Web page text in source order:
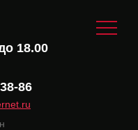
18.00
86